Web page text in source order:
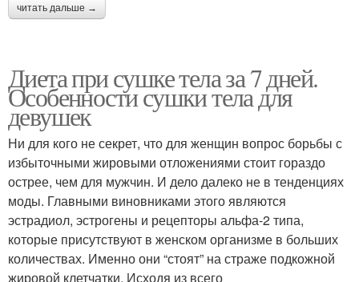
читать дальше →
Диета при сушке тела за 7 дней.
Особенности сушки тела для
девушек
Ни для кого не секрет, что для женщин вопрос борьбы с
избыточными жировыми отложениями стоит гораздо
острее, чем для мужчин. И дело далеко не в тенденциях
моды. Главными виновниками этого являются
эстрадиол, эстрогены и рецепторы альфа-2 типа,
которые присутствуют в женском организме в больших
количествах. Именно они “стоят” на страже подкожной
жировой клетчатки. Исходя из всего